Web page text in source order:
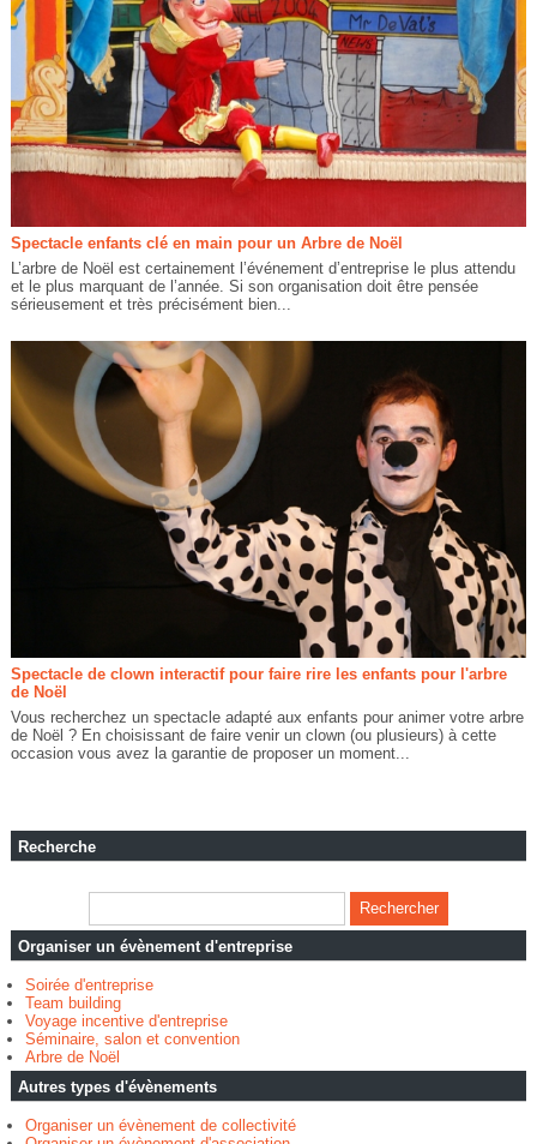
Spectacle enfants clé en main pour un Arbre de Noël
L’arbre de Noël est certainement l’événement d’entreprise le plus attendu
et le plus marquant de l’année. Si son organisation doit être pensée
sérieusement et très précisément bien...
Spectacle de clown interactif pour faire rire les enfants pour l'arbre
de Noël
Vous recherchez un spectacle adapté aux enfants pour animer votre arbre
de Noël ? En choisissant de faire venir un clown (ou plusieurs) à cette
occasion vous avez la garantie de proposer un moment...
Recherche
Organiser un évènement d'entreprise
Soirée d'entreprise
Team building
Voyage incentive d'entreprise
Séminaire, salon et convention
Arbre de Noël
Autres types d'évènements
Organiser un évènement de collectivité